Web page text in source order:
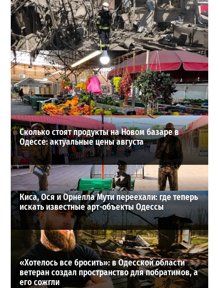
В Одессе выросло число пострадавших после атаки
реактивных дронов (фото)
2
24-07-2026 в 14:29
ВИБОР РЕДАКЦИИ
Сколько стоят продукты на Новом базаре в
Одессе: актуальные цены августа
Киса, Ося и Орнелла Мути переехали: где теперь
искать известные арт-объекты Одессы
«Хотелось все бросить»: в Одесской области
ветеран создал пространство для побратимов, а
его сожгли